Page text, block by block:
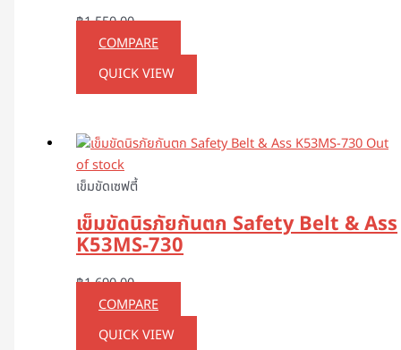
฿1,550.00
COMPARE
QUICK VIEW
Out
of stock
เข็มขัดเซฟตี้
เข็มขัดนิรภัยกันตก Safety Belt & Ass
K53MS-730
฿1,690.00
COMPARE
QUICK VIEW